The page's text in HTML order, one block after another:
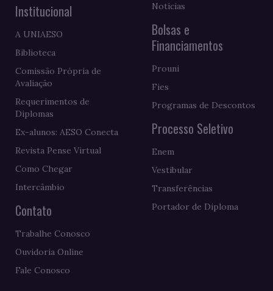
Institucional
A UNIAESO
Biblioteca
Comissão Própria de
Avaliação
Requerimentos de
Diplomas
Ex-alunos: AESO Conecta
Revista Pense Virtual
Como Chegar
Intercâmbio
Contato
Trabalhe Conosco
Ouvidoria Online
Fale Conosco
Notícias
Bolsas e
Financiamentos
Prouni
Fies
Programas de Descontos
Processo Seletivo
Enem
Vestibular
Transferências
Portador de Diploma